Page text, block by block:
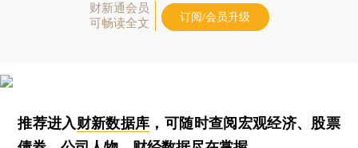
财新通会员
可畅读全文
订阅/会员升级
推荐进入财新数据库 ，可随时查阅宏观经济、股票